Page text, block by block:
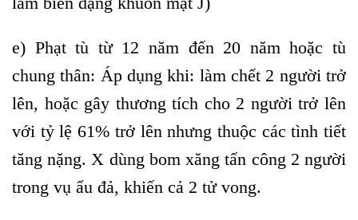
e) Phạt tù từ 12 năm đến 20 năm hoặc tù
chung thân: Áp dụng khi: làm chết 2 người trở
lên, hoặc gây thương tích cho 2 người trở lên
với tỷ lệ 61% trở lên nhưng thuộc các tình tiết
tăng nặng. X dùng bom xăng tấn công 2 người
trong vụ ẩu đả, khiến cả 2 tử vong.